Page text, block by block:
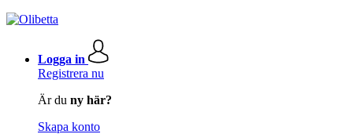
Logga in
Registrera nu
Är du ny här?
Skapa konto